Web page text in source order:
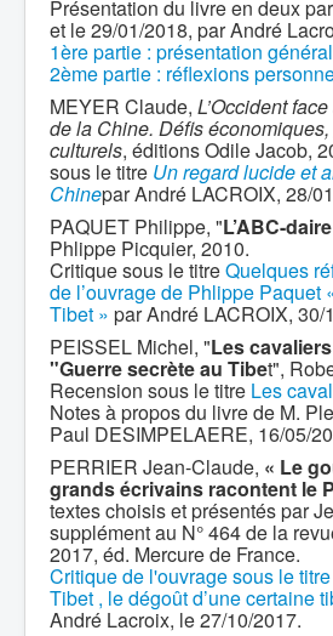
Présentation du livre en deux
et le 29/01/2018, par André
1ère partie : présentation
2ème partie : réflexions
MEYER Claude, L’Occident
de la Chine. Défis
culturels, éditions Odile Jacob,
sous le titre Un regard lucide et
Chinepar André LACROIX, 28/
PAQUET Philippe, "L’ABC-
Phlippe Picquier, 2010.
Critique sous le titreQuelques
de l’ouvrage de Phlippe Paquet
Tibet » par André LACROIX, 30/
PEISSEL Michel, "Les
"Guerre secrète au Tibet",
Recension sous le titre Les
Notes à propos du livre de M.
Paul DESIMPELAERE, 16/05/
PERRIER Jean-Claude, « Le
grands écrivains racontent le
textes choisis et présentés par
supplément au N° 464 de la
2017, éd. Mercure de France.
Critique de l'ouvrage sous le
Tibet , le dégoût d’une certaine
André Lacroix, le 27/10/2017.